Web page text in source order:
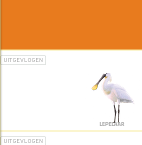
UITGEVLOGEN
LEPELAAR
UITGEVLOGEN